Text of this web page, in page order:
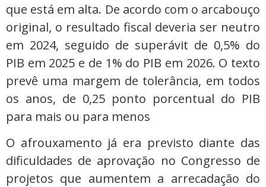
que está em alta. De acordo com o arcabouço
original, o resultado fiscal deveria ser neutro
em 2024, seguido de superávit de 0,5% do
PIB em 2025 e de 1% do PIB em 2026. O texto
prevê uma margem de tolerância, em todos
os anos, de 0,25 ponto porcentual do PIB
para mais ou para menos
O afrouxamento já era previsto diante das
dificuldades de aprovação no Congresso de
projetos que aumentem a arrecadação do